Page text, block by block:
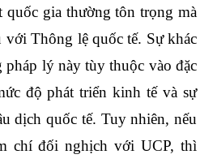
quốc gia thường tôn trọng mà
Thông lệ quốc tế. Sự khác
pháp lý này tùy thuộc vào đặc
độ phát triển kinh tế và sự
dịch quốc tế. Tuy nhiên, nếu
chí đối nghịch với UCP, thì